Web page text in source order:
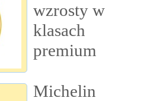
wzrosty w
klasach
premium
Michelin